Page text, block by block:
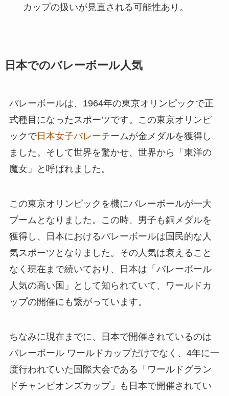
カップの扱いが見直される可能性あり。
日本でのバレーボール人気
バレーボールは、1964年の東京オリンピックで正
式種目になったスポーツです。この東京オリンピ
ックで日本女子バレーチームが金メダルを獲得し
ました。そして世界を驚かせ、世界から「東洋の
魔女」と呼ばれました。
この東京オリンピックを機にバレーボールが一大
ブームとなりました。この時、男子も銅メダルを
獲得し、日本におけるバレーボールは国民的な人
気スポーツとなりました。その人気は衰えること
なく現在まで続いており、日本は「バレーボール
人気の高い国」として知られていて、ワールドカ
ップの開催にも繋がっています。
ちなみに現在までに、日本で開催されているのは
バレーボール ワールドカップだけでなく、4年に一
度行われていた国際大会である「ワールドグラン
ドチャンピオンズカップ」も日本で開催されてい